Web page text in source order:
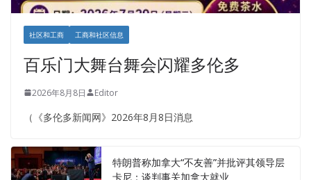
社区和工商 工商和社区信息
百乐门大舞台舞会闪耀多伦多
2026年8月8日 Editor
（《多伦多新闻网》2026年8月8日消息
特朗普称加拿大“不友善”并批评其领导层
卡尼：谈判事关加拿大就业